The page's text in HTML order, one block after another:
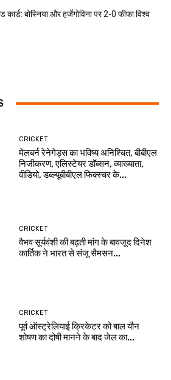
कार्ड: बोस्निया और हर्जेगोविना पर 2-0 फीफा विश्व
CRICKET
मेलबर्न रेनेगेड्स का भविष्य अनिश्चित, बीबीएल
निजीकरण, एलिस्टेयर डॉब्सन, व्याख्याता,
वीडियो, डब्ल्यूबीबीएल फिक्स्चर के...
CRICKET
वैभव सूर्यवंशी की बढ़ती मांग के बावजूद दिनेश
कार्तिक ने भारत से संजू सैमसन...
CRICKET
पूर्व ऑस्ट्रेलियाई क्रिकेटर को बाल यौन
शोषण का दोषी मानने के बाद जेल का...